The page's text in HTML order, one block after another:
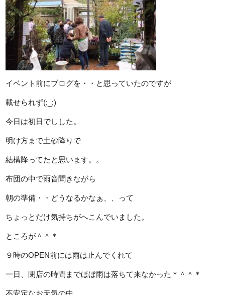
イベント前にブログを・・と思っていたのですが
載せられず(;_;)
今日は初日でしした。
明け方まで土砂降りで
結構降ってたと思います。。
布団の中で雨音聞きながら
朝の準備・・どうなるかなぁ、、って
ちょっとだけ気持ちがへこんでいました。
ところが＾＾＊
９時のOPEN前には雨は止んでくれて
一日、閉店の時間までほぼ雨は落ちて来なかった＊＾＾＊
不安定なお天気の中